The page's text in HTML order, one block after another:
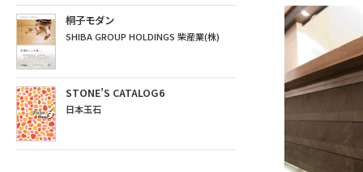
桐子モダン
SHIBA GROUP HOLDINGS 柴産業(株)
STONE’S CATALOG6
日本玉石